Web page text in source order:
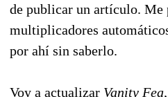
de publicar un artículo. Me
multiplicadores
por ahí sin saberlo.
Voy a actualizar Vanity Fea